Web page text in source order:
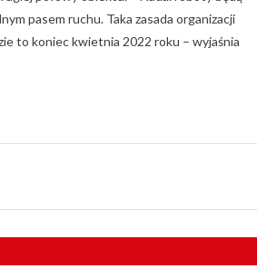
pasem ruchu. Taka zasada organizacji
to koniec kwietnia 2022 roku – wyjaśnia